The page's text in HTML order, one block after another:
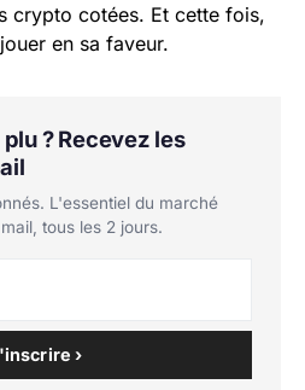
crypto cotées. Et cette fois,
en sa faveur.
? Recevez les
L'essentiel du marché
tous les 2 jours.
›